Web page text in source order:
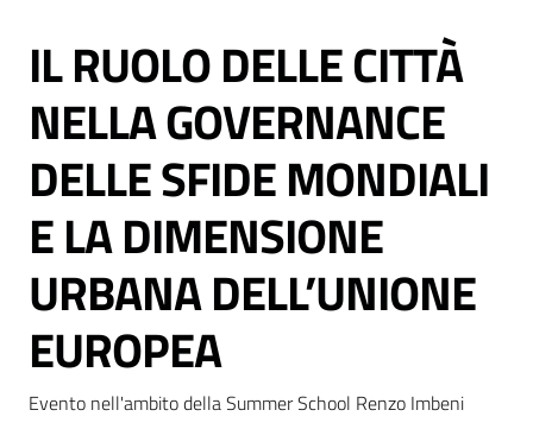
Chi
Siamo
Opportunità
Notizie
ed
eventi
Salta al contenuto
IL RUOLO DELLE CITTÀ
NELLA GOVERNANCE
DELLE SFIDE MONDIALI
E LA DIMENSIONE
URBANA DELL’UNIONE
EUROPEA
Evento nell'ambito della Summer School Renzo Imbeni